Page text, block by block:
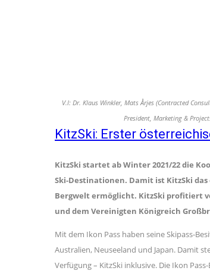
V.l: Dr. Klaus Winkler, Mats Årjes (Contracted
President, Marketing &
KitzSki: Erster
KitzSki startet ab Winter 2021/22 die
Ski-Destinationen. Damit ist KitzSki
Bergwelt ermöglicht. KitzSki profitiert
und dem Vereinigten Königreich
Mit dem Ikon Pass haben seine Skipass-
Australien, Neuseeland und Japan. Damit
Verfügung – KitzSki inklusive. Die Ikon